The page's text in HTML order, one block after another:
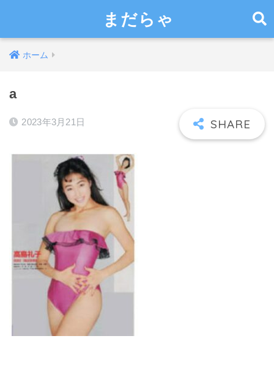
まだらゃ
ホーム
a
2023年3月21日